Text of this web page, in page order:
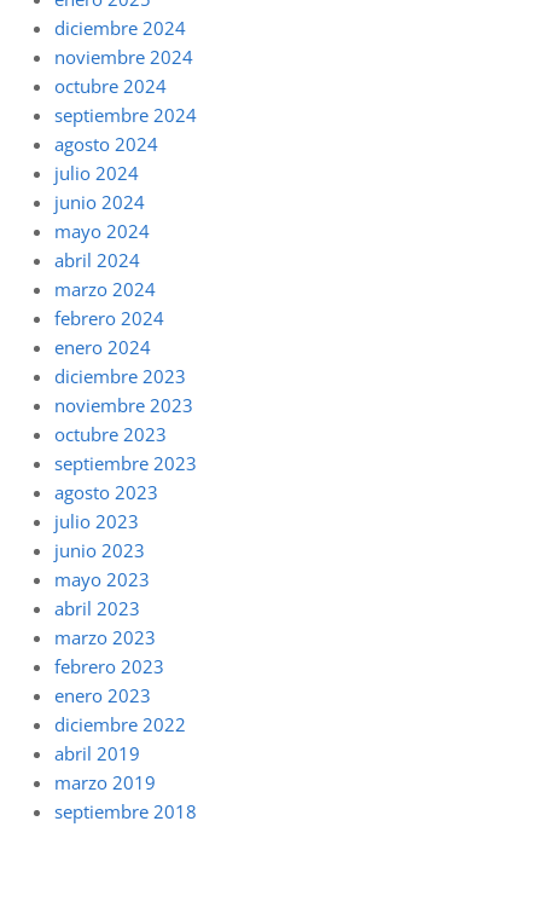
diciembre 2024
noviembre 2024
octubre 2024
septiembre 2024
agosto 2024
julio 2024
junio 2024
mayo 2024
abril 2024
marzo 2024
febrero 2024
enero 2024
diciembre 2023
noviembre 2023
octubre 2023
septiembre 2023
agosto 2023
julio 2023
junio 2023
mayo 2023
abril 2023
marzo 2023
febrero 2023
enero 2023
diciembre 2022
abril 2019
marzo 2019
septiembre 2018